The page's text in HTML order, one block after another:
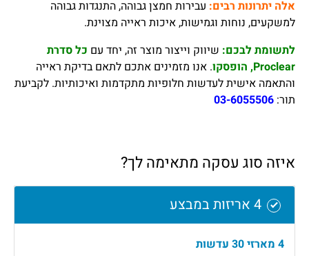
אלה יתרונות רבים: עבירות חמצן גבוהה, התנגדות גבוהה
למשקעים, נוחות וגמישות, איכות ראייה מצוינת.
לתשומת לבכם: שיווק וייצור מוצר זה, יחד עם כל סדרת
Proclear, הופסקו
. אנו מזמינים אתכם לתאם בדיקת ראייה
והתאמה אישית לעדשות חלופיות מתקדמות ואיכותיות. לקביעת
תור: 03-6055506
איזה סוג עסקה מתאימה לך?
4 אריזות במבצע
4 מארזי 30 עדשות